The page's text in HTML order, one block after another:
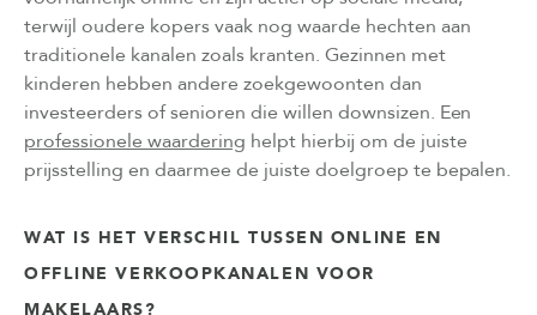
terwijl oudere kopers vaak nog waarde hechten aan
traditionele kanalen zoals kranten. Gezinnen met
kinderen hebben andere zoekgewoonten dan
investeerders of senioren die willen downsizen. Een
professionele waardering helpt hierbij om de juiste
prijsstelling en daarmee de juiste doelgroep te bepalen.
WAT IS HET VERSCHIL TUSSEN ONLINE EN
OFFLINE VERKOOPKANALEN VOOR
MAKELAARS?